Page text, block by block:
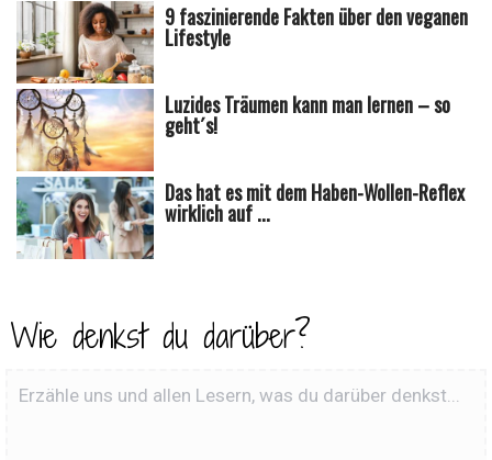
9 faszinierende Fakten über den veganen
Lifestyle
Luzides Träumen kann man lernen – so
geht´s!
Das hat es mit dem Haben-Wollen-Reflex
wirklich auf ...
Wie denkst du darüber?